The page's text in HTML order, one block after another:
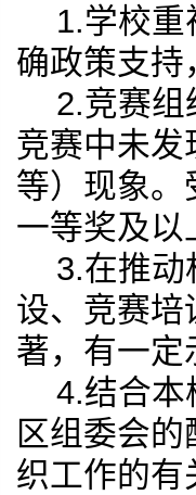
1.学校
确政策支持
2.竞赛组
竞赛中未发
等）现象。
一等奖及以
3.在推动
设、竞赛培
著，有一定
4.结合本
区组委会
织工作的有